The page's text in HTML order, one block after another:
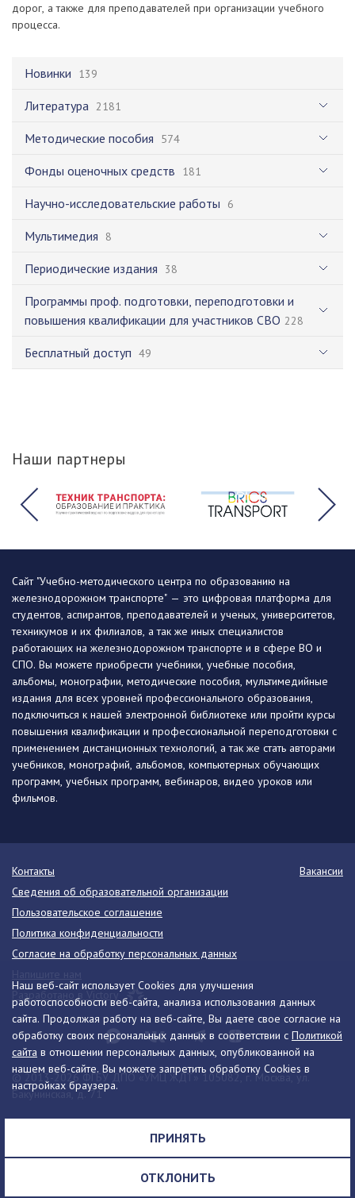
Новинки 139
Литература 2181
Методические пособия 574
Фонды оценочных средств 181
Научно-исследовательские работы 6
Мультимедия 8
Периодические издания 38
Программы проф. подготовки, переподготовки и
повышения квалификации для участников СВО 228
Бесплатный доступ 49
дорог, а также для преподавателей при организации учебного
процесса.
Наши партнеры
Наш веб-сайт использует Cookies для улучшения
работоспособности веб-сайта, анализа использования данных
сайта. Продолжая работу на веб-сайте, Вы даете свое согласие на
обработку своих персональных данных в соответствии с Политикой
сайта в отношении персональных данных, опубликованной на
нашем веб-сайте. Вы можете запретить обработку Cookies в
настройках браузера.
ПРИНЯТЬ
ОТКЛОНИТЬ
Сайт "Учебно-методического центра по образованию на
железнодорожном транспорте" — это цифровая платформа для
студентов, аспирантов, преподавателей и ученых, университетов,
техникумов и их филиалов, а так же иных специалистов
работающих на железнодорожном транспорте и в сфере ВО и
СПО. Вы можете приобрести учебники, учебные пособия,
альбомы, монографии, методические пособия, мультимедийные
издания для всех уровней профессионального образования,
подключиться к нашей электронной библиотеке или пройти курсы
повышения квалификации и профессиональной переподготовки с
применением дистанционных технологий, а так же стать авторами
учебников, монографий, альбомов, компьютерных обучающих
программ, учебных программ, вебинаров, видео уроков или
фильмов.
© 2013-2026 ФГБУ ДПО «УМЦ ЖДТ» 105082, г. Москва, ул.
Бакунинская, д. 71
Телефон:8 (495) 739-00-30 info@umczdt.ru
схема проезда
Контакты
Вакансии
Сведения об образовательной организации
Пользовательское соглашение
Политика конфиденциальности
Согласие на обработку персональных данных
Разработано в Victory